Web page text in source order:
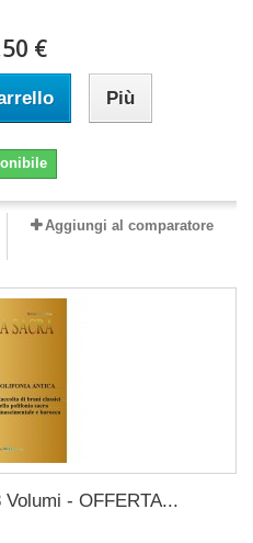
€
Più
Aggiungi al comparatore
- OFFERTA...